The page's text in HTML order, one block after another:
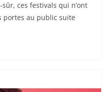
ces festivals qui n’ont
portes au public suite